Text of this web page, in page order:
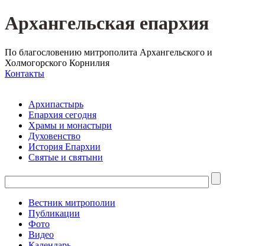
Архангельская епархия
По благословению митрополита Архангельского и
Холмогорского Корнилия
Контакты
Архипастырь
Епархия сегодня
Храмы и монастыри
Духовенство
История Епархии
Святые и святыни
Вестник митрополии
Публикации
Фото
Видео